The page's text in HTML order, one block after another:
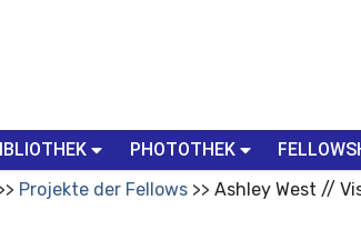
PHOTOTHEK
Projekte der Fellows
Ashley West //